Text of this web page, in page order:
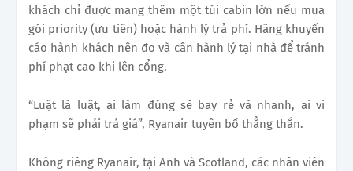
khách chỉ được mang thêm một túi cabin lớn nếu mua
gói priority (ưu tiên) hoặc hành lý trả phí. Hãng khuyến
cáo hành khách nên đo và cân hành lý tại nhà để tránh
phí phạt cao khi lên cổng.
“Luật là luật, ai làm đúng sẽ bay rẻ và nhanh, ai vi
phạm sẽ phải trả giá”, Ryanair tuyên bố thẳng thắn.
Không riêng Ryanair, tại Anh và Scotland, các nhân viên